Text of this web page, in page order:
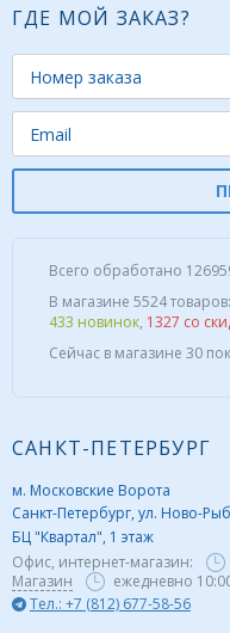
ГДЕ МОЙ ЗАКАЗ?
Всего обработано
В магазине 5524 товаров:
433 новинок, 1327 со
Сейчас в магазине 30
САНКТ-ПЕТЕРБУРГ
м. Московские Ворота
Санкт-Петербург, ул. Ново-
БЦ "Квартал", 1 этаж
Офис, интернет-магазин:
Магазин
ежедневно
Тел.: +7 (812) 677-58-56